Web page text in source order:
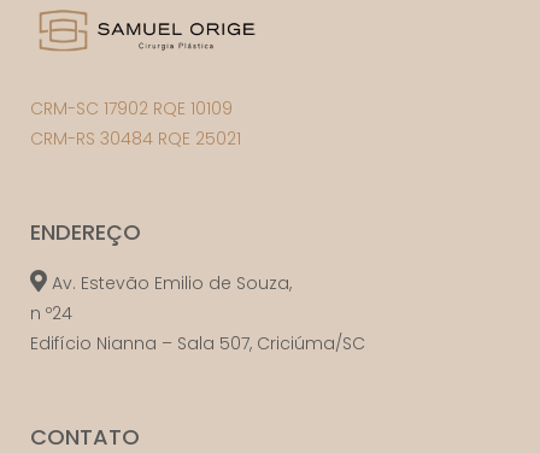
CRM-SC 17902 RQE 10109
CRM-RS 30484 RQE 25021
ENDEREÇO
Av. Estevão Emilio de Souza,
n º24
Edifício Nianna – Sala 507, Criciúma/SC
CONTATO